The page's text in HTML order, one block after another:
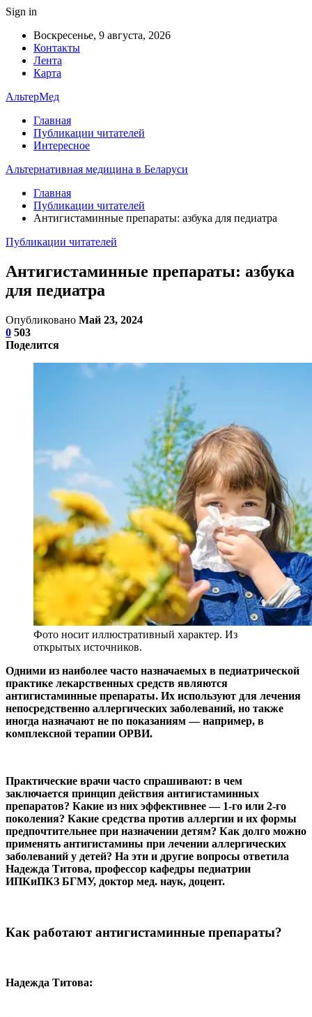
Sign in
Воскресенье, 9 августа, 2026
Контакты
Лента
Карта
АльтерМед
Главная
Публикации читателей
Интересное
Альтернативная медицина в Беларуси
Главная
Публикации читателей
Антигистаминные препараты: азбука для педиатра
Публикации читателей
Антигистаминные препараты: азбука
для педиатра
Опубликовано Май 23, 2024
0 503
Поделится
Фото носит иллюстративный характер. Из
открытых источников.
Одними из наиболее часто назначаемых в педиатрической
практике лекарственных средств являются
антигистаминные препараты. Их используют для лечения
непосредственно аллергических заболеваний, но также
иногда назначают не по показаниям — например, в
комплексной терапии ОРВИ.
Практические врачи часто спрашивают: в чем
заключается принцип действия антигистаминных
препаратов? Какие из них эффективнее — 1-го или 2-го
поколения? Какие средства против аллергии и их формы
предпочтительнее при назначении детям? Как долго можно
применять антигистамины при лечении аллергических
заболеваний у детей? На эти и другие вопросы ответила
Надежда Титова, профессор кафедры педиатрии
ИПКиПКЗ БГМУ, доктор мед. наук, доцент.
Как работают антигистаминные препараты?
Надежда Титова: